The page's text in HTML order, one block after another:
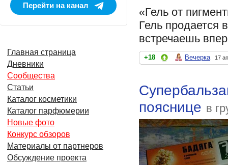
«Гель от
Гель продается
встречаешь
+18 Вечерка 17
пояснице в
Перейти на канал
Главная страница
Дневники
Сообщества
Статьи
Каталог косметики
Каталог парфюмерии
Новые фото
Конкурс обзоров
Материалы от партнеров
Обсуждение проекта